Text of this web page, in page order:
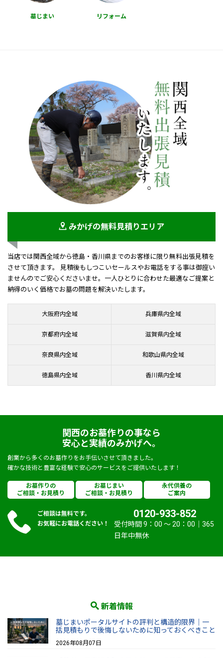
墓じまい リフォーム
みかげの無料見積りエリア
当店では関西全域から徳島・香川県までのお客様に限り無料出張見積を
させて頂きます。 見積後もしつこいセールスやお電話をする事は御座い
ませんのでご安心くださいませ。一人ひとりに合わせた最適なご提案と
納得のいく価格でお墓の問題を解決いたします。
大阪府内全域 兵庫県内全域
京都府内全域 滋賀県内全域
奈良県内全域 和歌山県内全域
徳島県内全域 香川県内全域
関西のお墓作りの事なら
安心と実績のみかげへ。
創業から多くのお墓作りをお手伝いさせて頂きました。
確かな技術と豊富な経験で安心のサービスをご提供いたします！
お墓作りの
ご相談・お見積り
お墓じまい
ご相談・お見積り
永代供養の
ご案内
ご相談は無料です。
お気軽にお電話ください！
0120-933-852
受付時間 9：00 〜 20：00｜365
日年中無休
新着情報
墓じまいポータルサイトの評判と構造的限界｜一
括見積もりで後悔しないために知っておくべきこと
2026年08月07日